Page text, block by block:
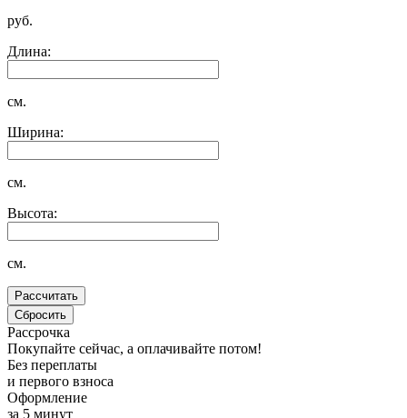
руб.
Длина:
см.
Ширина:
см.
Высота:
см.
Рассрочка
Покупайте сейчас, а оплачивайте потом!
Без переплаты
и первого взноса
Оформление
за 5 минут